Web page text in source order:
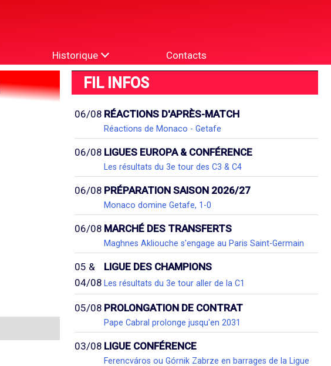
Historique Contacts
FIL INFOS
06/08 RÉACTIONS D'APRÈS-MATCH
Réactions de Monaco - Getafe
06/08 LIGUES EUROPA & CONFÉRENCE
Les résultats du 3e tour des C3 & C4
06/08 PRÉPARATION SAISON 2026/27
Monaco domine Getafe, 1-0
06/08 MARCHÉ DES TRANSFERTS
Maghnes Akliouche s'engage au Paris Saint-Germain
05 &
04/08
LIGUE DES CHAMPIONS
Les résultats du 3e tour aller de la C1
05/08 PROLONGATION DE CONTRAT
Pape Cabral prolonge jusqu'en 2031
03/08 LIGUE CONFÉRENCE
Ferencváros ou Górnik Zabrze en barrages de la Ligue